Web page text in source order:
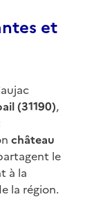
et
(31190),
château
le
à la
la région.